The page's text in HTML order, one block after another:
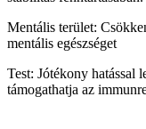
Mentális terület:
mentális egészséget
Test: Jótékony hatással
támogathatja az